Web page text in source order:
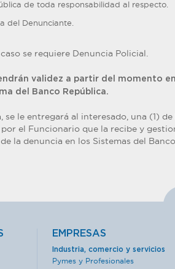
de toda responsabilidad al respecto.
del Denunciante.
se requiere Denuncia Policial.
validez a partir del momento
del Banco República.
se le entregará al interesado, una (1)
el Funcionario que la recibe y
la denuncia en los Sistemas del Banco.
EMPRESAS
Industria, comercio y servicios
Pymes y Profesionales